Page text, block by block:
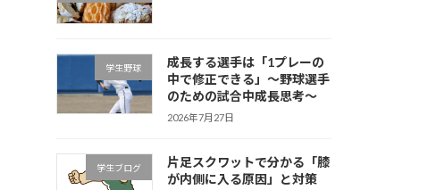
学生野球
成長する選手は「1プレーの
中で修正できる」～野球選手
のための試合中成長思考～
2026年7月27日
学生ブログ
片足スクワットで分かる「膝
が内側に入る原因」と対策